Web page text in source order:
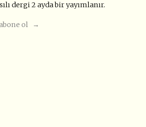
dergi 2 ayda bir yayımlanır.
ol →